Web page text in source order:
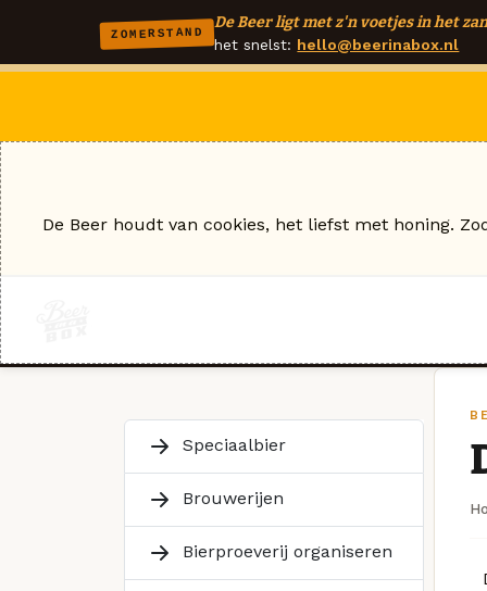
ZOMERSTAND
De Beer ligt met z'n voetjes in het
het snelst: hello@beerinabox.nl
Speciaalbier
Brouwerijen
Bierproeverij organiseren
De Beer houdt van cookies, het liefst met honing.